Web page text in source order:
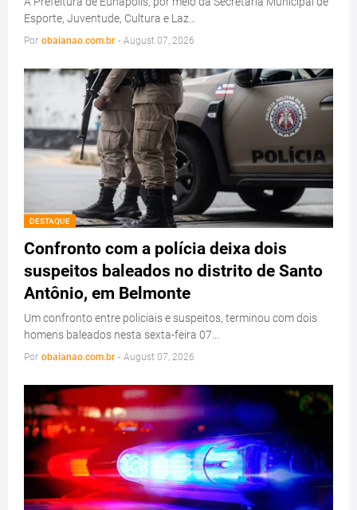
Esporte, Juventude, Cultura e Laz…
Por obaianao.com.br - August 07, 2026
DESTAQUE
Confronto com a polícia deixa dois
suspeitos baleados no distrito de Santo
Antônio, em Belmonte
Um confronto entre policiais e suspeitos, terminou com dois
homens baleados nesta sexta-feira 07…
Por obaianao.com.br - August 07, 2026